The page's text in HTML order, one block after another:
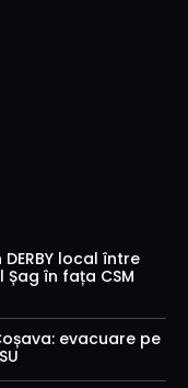
local între
Șag în fața CSM
evacuare pe